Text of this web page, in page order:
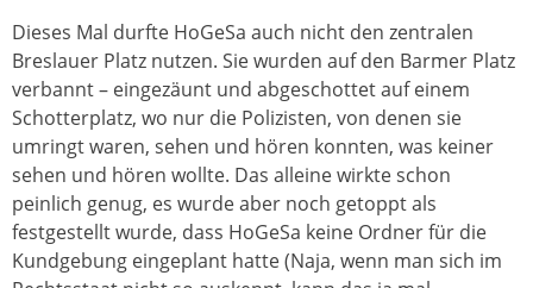
Dieses Mal durfte HoGeSa auch nicht den zentralen
Breslauer Platz nutzen. Sie wurden auf den Barmer Platz
verbannt – eingezäunt und abgeschottet auf einem
Schotterplatz, wo nur die Polizisten, von denen sie
umringt waren, sehen und hören konnten, was keiner
sehen und hören wollte. Das alleine wirkte schon
peinlich genug, es wurde aber noch getoppt als
festgestellt wurde, dass HoGeSa keine Ordner für die
Kundgebung eingeplant hatte (Naja, wenn man sich im